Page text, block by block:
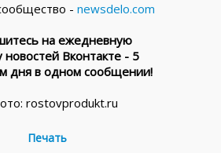
- newsdelo.com
на ежедневную
новостей Вконтакте - 5
дня в одном сообщении!
rostovprodukt.ru
Печать